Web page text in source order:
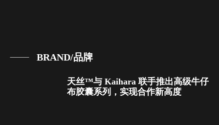
BRAND/品牌
天丝™与 Kaihara 联手推出高级牛仔
布胶囊系列，实现合作新高度